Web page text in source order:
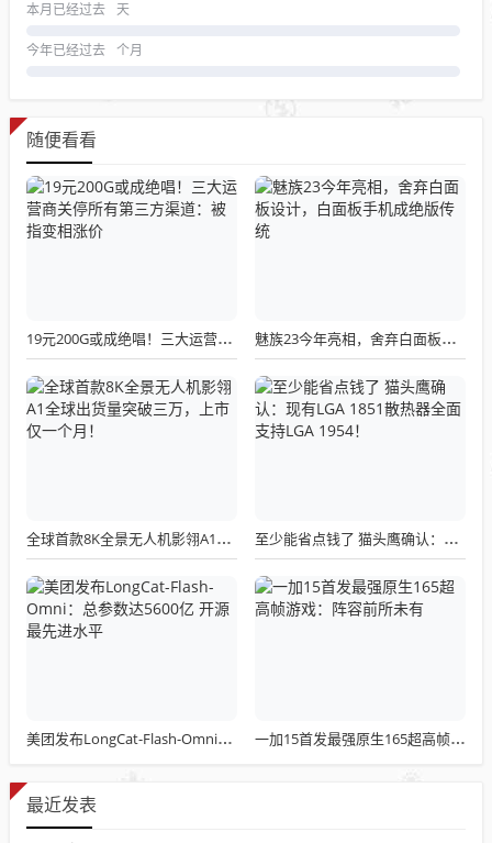
本月已经过去 天
今年已经过去 个月
随便看看
19元200G或成绝唱！三大运营商关停所有第三方渠道：被指变相涨价 魅族23今年亮相，舍弃白面板设计，白面板手机成绝版传统
全球首款8K全景无人机影翎A1全球出货量突破三万，上市仅一个月！ 至少能省点钱了 猫头鹰确认：现有LGA 1851散热器全面支持LGA 1954！
美团发布LongCat-Flash-Omni：总参数达5600亿 开源最先进水平 一加15首发最强原生165超高帧游戏：阵容前所未有
最近发表